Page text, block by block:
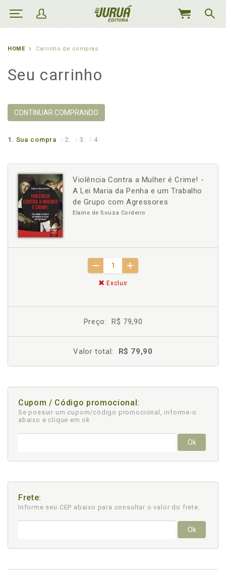
MEU
HOME Carrinho de compras
Seu carrinho
CONTINUAR COMPRANDO
1. Sua compra 2. 3. 4.
Violência Contra a Mulher é Crime! -
A Lei Maria da Penha e um Trabalho
de Grupo com Agressores
Elaine de Souza Cordeiro
Excluir
Preço: R$ 79,90
Valor total: R$ 79,90
Cupom / Código promocional:
Se possuir um cupom/código promocional, informe-o
abaixo e clique em ok
Ok
Frete:
Informe seu CEP abaixo para consultar o valor do frete.
Ok